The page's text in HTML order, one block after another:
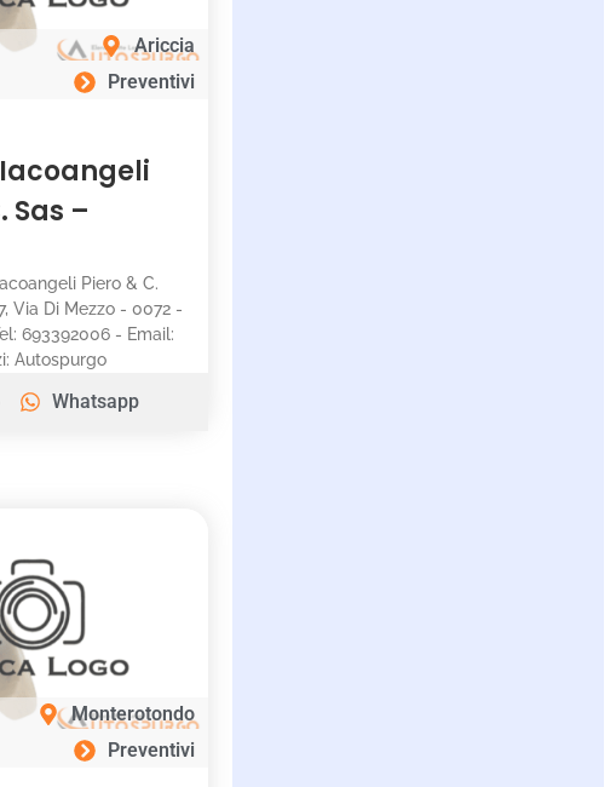
Ariccia
Preventivi
Sas –
Piero & C.
Via Di Mezzo - 0072 -
693392006 - Email:
Autospurgo
Whatsapp
Monterotondo
Preventivi